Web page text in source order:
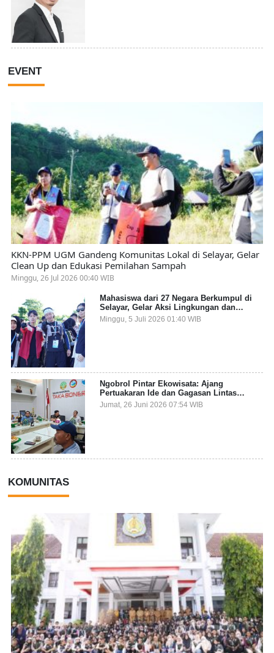
EVENT
KKN-PPM UGM Gandeng Komunitas Lokal di Selayar, Gelar
Clean Up dan Edukasi Pemilahan Sampah
Minggu, 26 Jul 2026 00:40 WIB
Mahasiswa dari 27 Negara Berkumpul di
Selayar, Gelar Aksi Lingkungan dan
Dalami Kearifan Lokal Bumi Tanadoang
Minggu, 5 Juli 2026 01:40 WIB
Ngobrol Pintar Ekowisata: Ajang
Pertuakaran Ide dan Gagasan Lintas
Sektor
Jumat, 26 Juni 2026 07:54 WIB
KOMUNITAS